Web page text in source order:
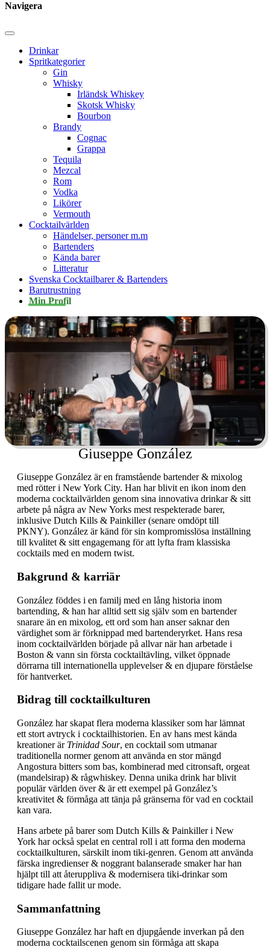
Navigera
Drinkar
Spritkategorier
Gin
Whisky
Irländsk Whiskey
Skotsk Whisky
Bourbon
Brandy
Cognac
Grappa
Tequila
Mezcal
Rom
Vodka
Likörer
Vermouth
Cocktailvärlden
Händelser, personer m.m
Bartenders
Kända barer
Litteratur
Svenska Cocktailbarer & Bartenders
Barutrustning
Min Profil
Giuseppe González
Giuseppe González är en framstående bartender & mixolog
med rötter i New York City. Han har blivit en ikon inom den
moderna cocktailvärlden genom sina innovativa drinkar & sitt
arbete på några av New Yorks mest respekterade barer,
inklusive Dutch Kills & Painkiller (senare omdöpt till
PKNY). González är känd för sin kompromisslösa inställning
till kvalitet & sitt engagemang för att lyfta fram klassiska
cocktails med en modern twist.
Bakgrund & karriär
González föddes i en familj med en lång historia inom
bartending, & han har alltid sett sig själv som en bartender
snarare än en mixolog, ett ord som han anser saknar den
värdighet som är förknippad med bartenderyrket. Hans resa
inom cocktailvärlden började på allvar när han arbetade i
Boston & vann sin första cocktailtävling, vilket öppnade
dörrarna till internationella upplevelser & en djupare förståelse
för hantverket.
Bidrag till cocktailkulturen
González har skapat flera moderna klassiker som har lämnat
ett stort avtryck i cocktailhistorien. En av hans mest kända
kreationer är Trinidad Sour, en cocktail som utmanar
traditionella normer genom att använda en stor mängd
Angostura bitters som bas, kombinerad med citronsaft, orgeat
(mandelsirap) & rågwhiskey. Denna unika drink har blivit
populär världen över & är ett exempel på González’s
kreativitet & förmåga att tänja på gränserna för vad en cocktail
kan vara.
Hans arbete på barer som Dutch Kills & Painkiller i New
York har också spelat en central roll i att forma den moderna
cocktailkulturen, särskilt inom tiki-genren. Genom att använda
färska ingredienser & noggrant balanserade smaker har han
hjälpt till att återuppliva & modernisera tiki-drinkar som
tidigare hade fallit ur mode.
Sammanfattning
Giuseppe González har haft en djupgående inverkan på den
moderna cocktailscenen genom sin förmåga att skapa